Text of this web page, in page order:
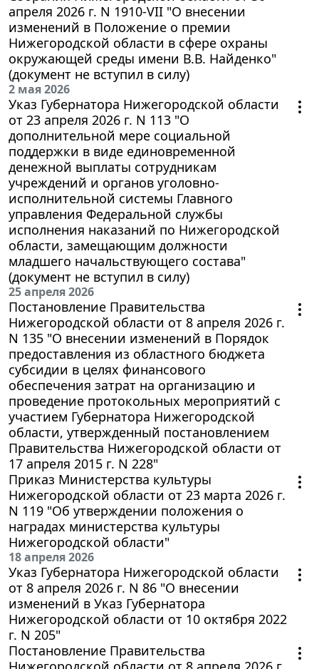
апреля 2026 г. N 1910-VII "О внесении
изменений в Положение о премии
Нижегородской области в сфере охраны
окружающей среды имени В.В. Найденко"
(документ не вступил в силу)
2 мая 2026
Указ Губернатора Нижегородской области
от 23 апреля 2026 г. N 113 "О
дополнительной мере социальной
поддержки в виде единовременной
денежной выплаты сотрудникам
учреждений и органов уголовно-
исполнительной системы Главного
управления Федеральной службы
исполнения наказаний по Нижегородской
области, замещающим должности
младшего начальствующего состава"
(документ не вступил в силу)
25 апреля 2026
Постановление Правительства
Нижегородской области от 8 апреля 2026 г.
N 135 "О внесении изменений в Порядок
предоставления из областного бюджета
субсидии в целях финансового
обеспечения затрат на организацию и
проведение протокольных мероприятий с
участием Губернатора Нижегородской
области, утвержденный постановлением
Правительства Нижегородской области от
17 апреля 2015 г. N 228"
Приказ Министерства культуры
Нижегородской области от 23 марта 2026 г.
N 119 "Об утверждении положения о
наградах министерства культуры
Нижегородской области"
18 апреля 2026
Указ Губернатора Нижегородской области
от 8 апреля 2026 г. N 86 "О внесении
изменений в Указ Губернатора
Нижегородской области от 10 октября 2022
г. N 205"
Постановление Правительства